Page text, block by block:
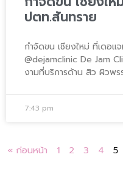
ปตท.สันทราย
กำจัดขน เชียงใหม่ ที่เดอ
@dejamclinic De Jam
งามที่บริการด้าน สิว ผิวพ
7:43 pm
« ก่อนหน้า 1 2 3 4 5